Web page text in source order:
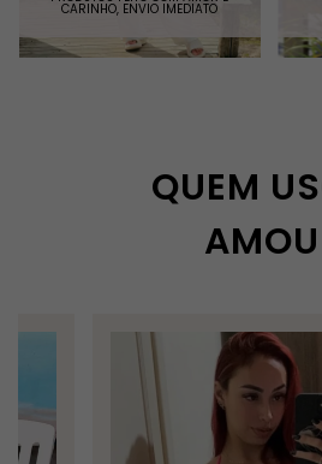
CARINHO, ENVIO IMEDIATO
QUEM